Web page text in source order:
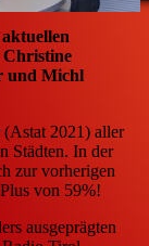
Christine
und Michl
(Astat 2021) aller
Städten. In der
zur vorherigen
von 59%!
ausgeprägten